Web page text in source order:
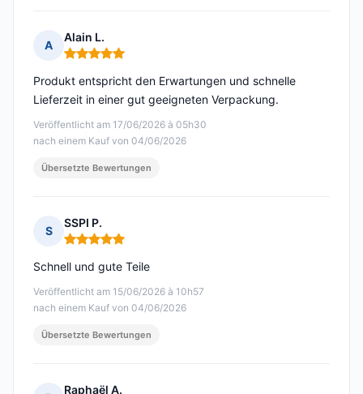
A
Alain L.
Hinweis: 5 von 5
Veröffentlicht am 17/06/2026 à 05h30
nach einem Kauf von 04/06/2026
Produkt entspricht den Erwartungen und schnelle
Lieferzeit in einer gut geeigneten Verpackung.
Übersetzte Bewertungen
S
SSPI P.
Hinweis: 5 von 5
Veröffentlicht am 15/06/2026 à 10h57
nach einem Kauf von 04/06/2026
Schnell und gute Teile
Übersetzte Bewertungen
Raphaël A.